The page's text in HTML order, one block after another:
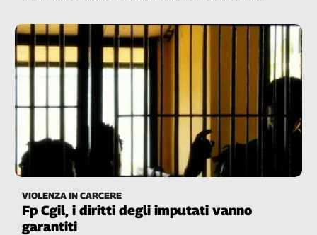
maturato con il loro lavoro. Almeno una cinquantina i
detenuti nella medesima situazione”
VIOLENZA IN CARCERE
Fp Cgil, i diritti degli imputati vanno
garantiti